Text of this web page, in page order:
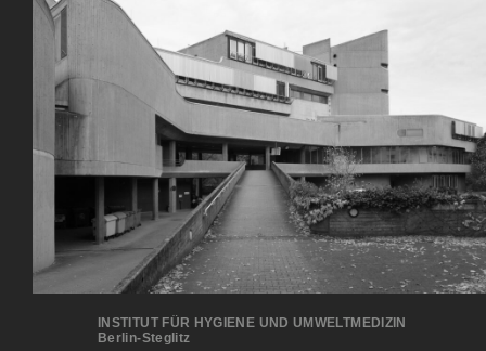
INSTITUT FÜR HYGIENE UND UMWELTMEDIZIN
Berlin-Steglitz